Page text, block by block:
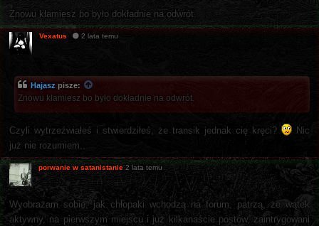
Znowu kłamiesz bo było dokładnie na odwrót.
Vexatus 2 lata temu
Hajasz pisze:
Znowu kłamiesz bo było dokładnie na odwrót.
Czyli wytrzeźwiałeś i stwierdziłeś, że transik jednak cię kręci?
Nic
już nie rozumiem...
porwanie w satanistanie 2 lata temu
Wyobrażam sobie, jak chłopaki wchodzą na forum, patrzą, że wątek
aktywny, na pierwszym miejscu i już kilkanaście postów, zaintrygowani